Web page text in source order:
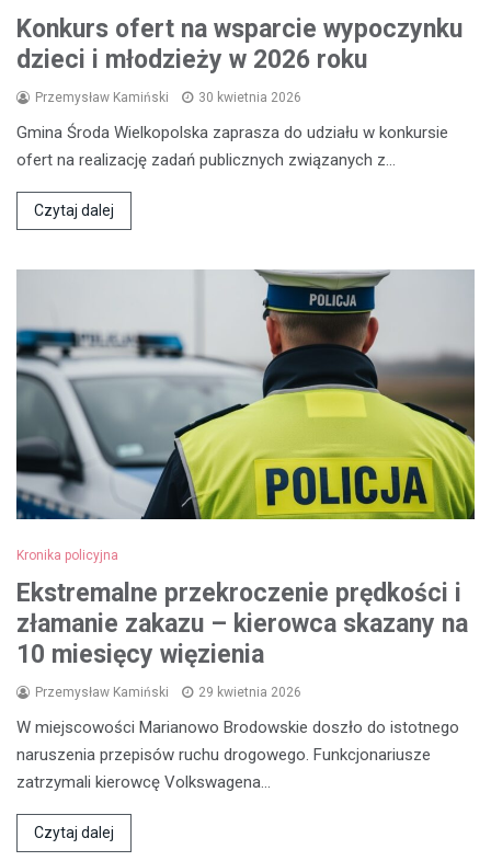
Konkurs ofert na wsparcie wypoczynku
dzieci i młodzieży w 2026 roku
Przemysław Kamiński 30 kwietnia 2026
Gmina Środa Wielkopolska zaprasza do udziału w konkursie
ofert na realizację zadań publicznych związanych z…
Czytaj dalej
Kronika policyjna
Ekstremalne przekroczenie prędkości i
złamanie zakazu – kierowca skazany na
10 miesięcy więzienia
Przemysław Kamiński 29 kwietnia 2026
W miejscowości Marianowo Brodowskie doszło do istotnego
naruszenia przepisów ruchu drogowego. Funkcjonariusze
zatrzymali kierowcę Volkswagena…
Czytaj dalej